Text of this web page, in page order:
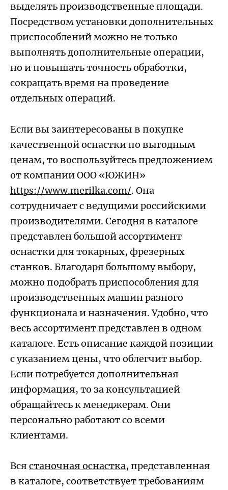
выделять производственные площади.
Посредством установки дополнительных
приспособлений можно не только
выполнять дополнительные операции,
но и повышать точность обработки,
сокращать время на проведение
отдельных операций.
Если вы заинтересованы в покупке
качественной оснастки по выгодным
ценам, то воспользуйтесь предложением
от компании ООО «ЮЖИН»
https://www.merilka.com/. Она
сотрудничает с ведущими российскими
производителями. Сегодня в каталоге
представлен большой ассортимент
оснастки для токарных, фрезерных
станков. Благодаря большому выбору,
можно подобрать приспособления для
производственных машин разного
функционала и назначения. Удобно, что
весь ассортимент представлен в одном
каталоге. Есть описание каждой позиции
с указанием цены, что облегчит выбор.
Если потребуется дополнительная
информация, то за консультацией
обращайтесь к менеджерам. Они
персонально работают со всеми
клиентами.
Вся станочная оснастка, представленная
в каталоге, соответствует требованиям